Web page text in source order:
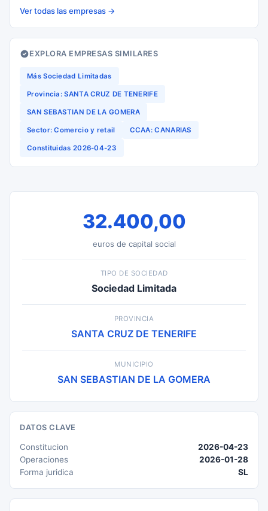
Ver todas las empresas →
EXPLORA EMPRESAS SIMILARES
Más Sociedad Limitadas
Provincia: SANTA CRUZ DE TENERIFE
SAN SEBASTIAN DE LA GOMERA
Sector: Comercio y retail CCAA: CANARIAS
Constituidas 2026-04-23
32.400,00
euros de capital social
TIPO DE SOCIEDAD
Sociedad Limitada
PROVINCIA
SANTA CRUZ DE TENERIFE
MUNICIPIO
SAN SEBASTIAN DE LA GOMERA
DATOS CLAVE
Constitucion
2026-04-23
Operaciones
2026-01-28
Forma juridica
SL